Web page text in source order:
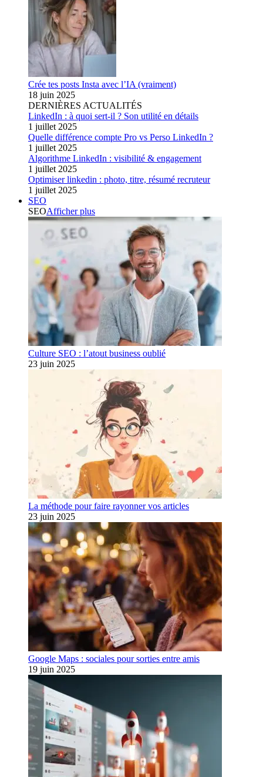
Crée tes posts Insta avec l’IA (vraiment)
18 juin 2025
DERNIÈRES ACTUALITÉS
LinkedIn : à quoi sert-il ? Son utilité en détails
1 juillet 2025
Quelle différence compte Pro vs Perso LinkedIn ?
1 juillet 2025
Algorithme LinkedIn : visibilité & engagement
1 juillet 2025
Optimiser linkedin : photo, titre, résumé recruteur
1 juillet 2025
SEO
SEOAfficher plus
Culture SEO : l’atout business oublié
23 juin 2025
La méthode pour faire rayonner vos articles
23 juin 2025
Google Maps : sociales pour sorties entre amis
19 juin 2025